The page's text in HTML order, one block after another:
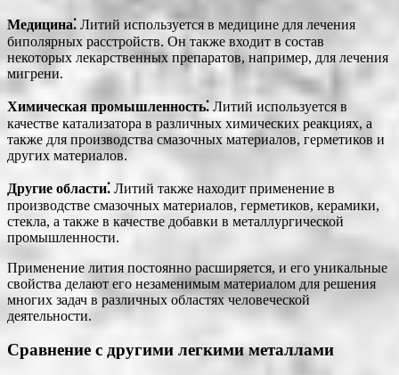
Медицина⁚ Литий используется в медицине для лечения
биполярных расстройств. Он также входит в состав
некоторых лекарственных препаратов, например, для лечения
мигрени.
Химическая промышленность⁚ Литий используется в
качестве катализатора в различных химических реакциях, а
также для производства смазочных материалов, герметиков и
других материалов.
Другие области⁚ Литий также находит применение в
производстве смазочных материалов, герметиков, керамики,
стекла, а также в качестве добавки в металлургической
промышленности.
Применение лития постоянно расширяется, и его уникальные
свойства делают его незаменимым материалом для решения
многих задач в различных областях человеческой
деятельности.
Сравнение с другими легкими металлами